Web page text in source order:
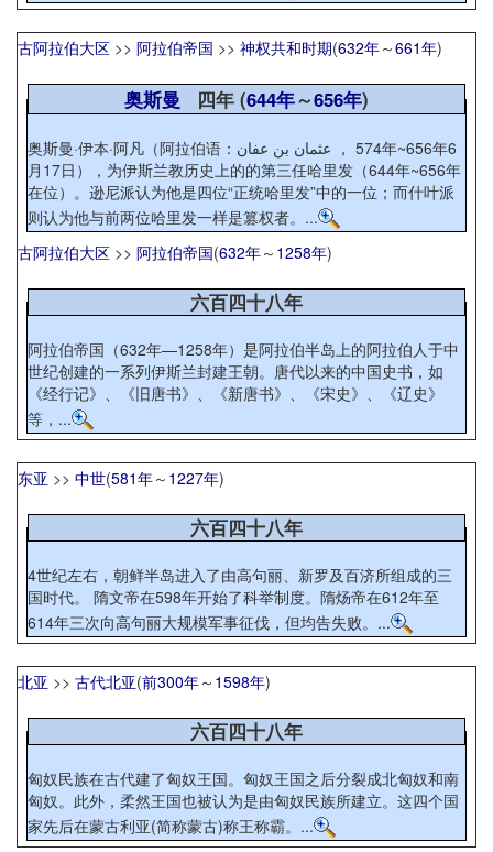
古阿拉伯大区 >> 阿拉伯帝国 >> 神权共和时期(632年～661年)
奥斯曼 四年 (644年～656年)
奥斯曼·伊本·阿凡（阿拉伯语：عثمان بن عفان‎ ， 574年~656年6
月17日），为伊斯兰教历史上的的第三任哈里发（644年~656年
在位）。逊尼派认为他是四位“正统哈里发”中的一位；而什叶派
则认为他与前两位哈里发一样是篡权者。...
古阿拉伯大区 >> 阿拉伯帝国(632年～ 1258年)
六百四十八年
阿拉伯帝国（632年—1258年）是阿拉伯半岛上的阿拉伯人于中
世纪创建的一系列伊斯兰封建王朝。唐代以来的中国史书，如
《经行记》、《旧唐书》、《新唐书》、《宋史》、《辽史》
等，...
东亚 >> 中世(581年～ 1227年)
六百四十八年
4世纪左右，朝鲜半岛进入了由高句丽、新罗及百济所组成的三
国时代。 隋文帝在598年开始了科举制度。隋炀帝在612年至
614年三次向高句丽大规模军事征伐，但均告失败。...
北亚 >> 古代北亚(前300年～ 1598年)
六百四十八年
匈奴民族在古代建了匈奴王国。匈奴王国之后分裂成北匈奴和南
匈奴。此外，柔然王国也被认为是由匈奴民族所建立。这四个国
家先后在蒙古利亚(简称蒙古)称王称霸。...